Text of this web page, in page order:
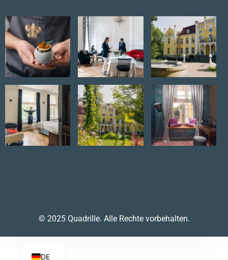
© 2025 Quadrille. Alle Rechte vorbehalten.
DE